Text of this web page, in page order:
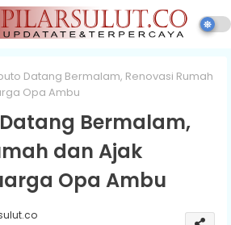
Datang Bermalam, Renovasi Rumah
Opa Ambu
Bermalam,
dan Ajak
Opa Ambu